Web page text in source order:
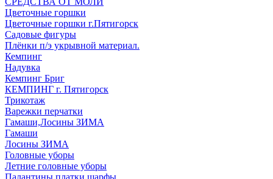
Цветочные горшки
Цветочные горшки г.Пятигорск
Садовые фигуры
Плёнки п/э укрывной материал.
Кемпинг
Надувка
Кемпинг Бриг
КЕМПИНГ г. Пятигорск
Трикотаж
Варежки перчатки
Гамаши,Лосины ЗИМА
Гамаши
Лосины ЗИМА
Головные уборы
Летние головные уборы
Палантины,платки,шарфы